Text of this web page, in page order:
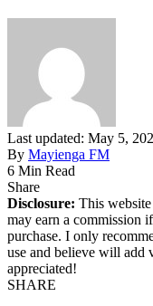
Last updated: May 5,
By Mayienga FM
6 Min Read
Share
Disclosure: This
may earn a commission
purchase. I only
use and believe will add
appreciated!
SHARE